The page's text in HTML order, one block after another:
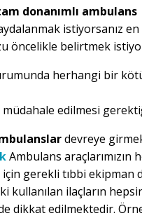
donanımlı ambulans
istiyorsanız
öncelikle belirtmek
herhangi bir
müdahale edilmesi
devreye
Ambulans araçlarımızın
gerekli tıbbi ekipman
kullanılan ilaçların
dikkat edilmektedir.